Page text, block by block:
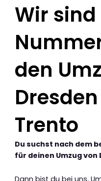
Wir
den
Trento
Du suchst nach dem
für deinen Umzug